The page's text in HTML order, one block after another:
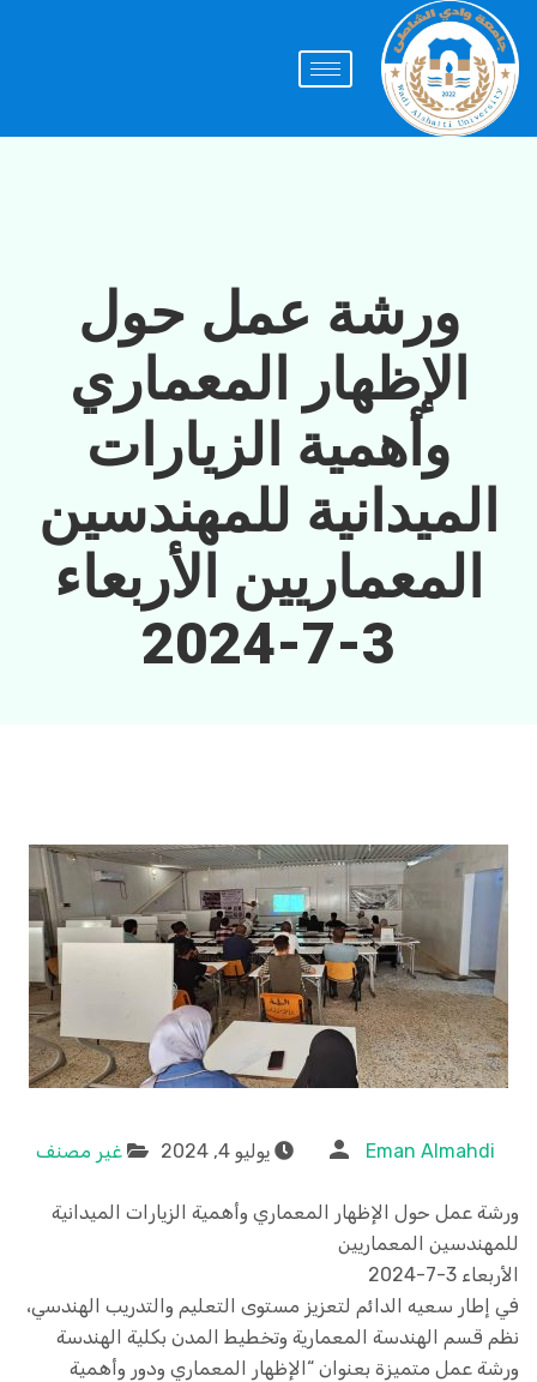
ورشة عمل حول
الإظهار المعماري
وأهمية الزيارات
الميدانية للمهندسين
المعماريين الأربعاء
3-7-2024
Eman Almahdi يوليو 4, 2024 غير مصنف
ورشة عمل حول الإظهار المعماري وأهمية الزيارات الميدانية
للمهندسين المعماريين
الأربعاء 3-7-2024
في إطار سعيه الدائم لتعزيز مستوى التعليم والتدريب الهندسي،
نظم قسم الهندسة المعمارية وتخطيط المدن بكلية الهندسة
ورشة عمل متميزة بعنوان “الإظهار المعماري ودور وأهمية